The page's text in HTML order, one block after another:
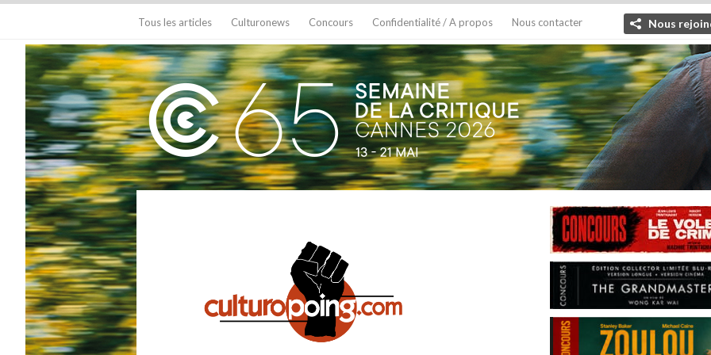
Tous les articles Culturonews Concours Confidentialité / A propos Nous contacter Nous